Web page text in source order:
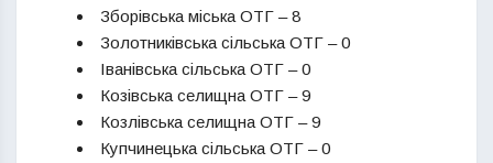
Зборівська міська ОТГ – 8
Золотниківська сільська ОТГ – 0
Іванівська сільська ОТГ – 0
Козівська селищна ОТГ – 9
Козлівська селищна ОТГ – 9
Купчинецька сільська ОТГ – 0